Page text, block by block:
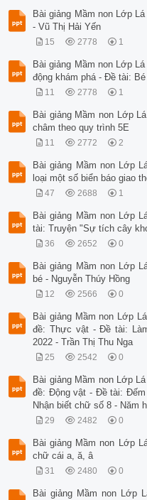
Bài giảng Mầm non Lớp
- Vũ Thị Hải Yến
15 2778 1
Bài giảng Mầm non Lớp
động khám phá - Đề tài:
11 2778 1
Bài giảng Mầm non Lớp
châm theo quy trình 5E
11 2772 2
Bài giảng Mầm non Lớp
loại một số biển báo giao
47 2688 1
Bài giảng Mầm non Lớp
tài: Truyện "Sự tích cây
36 2652 0
Bài giảng Mầm non Lớp
bé - Nguyễn Thúy Hồng
12 2566 0
Bài giảng Mầm non Lớp
đề: Thực vật - Đề tài:
2022 - Trần Thị Thu Nga
25 2542 0
Bài giảng Mầm non Lớp
đề: Động vật - Đề tài:
Nhận biết chữ số 8 - Năm
29 2482 0
Bài giảng Mầm non Lớp
chữ cái a, ă, â
31 2480 0
Bài giảng Mầm non Lớp